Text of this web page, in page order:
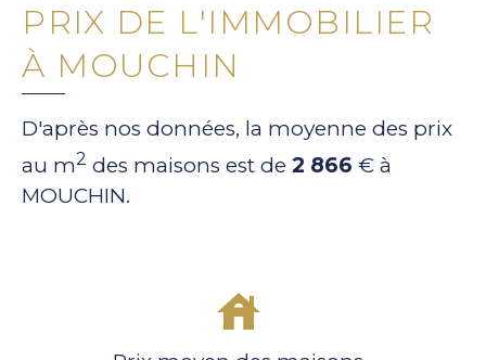
PRIX DE L'IMMOBILIER
À MOUCHIN
D'après nos données, la moyenne des prix
au m2 des maisons est de 2 866 € à
MOUCHIN.